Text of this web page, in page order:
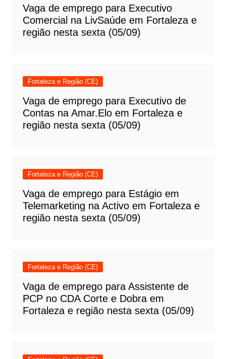
Vaga de emprego para Executivo
Comercial na LivSaúde em Fortaleza e
região nesta sexta (05/09)
Fortaleza e Região (CE)
Vaga de emprego para Executivo de
Contas na Amar.Elo em Fortaleza e
região nesta sexta (05/09)
Fortaleza e Região (CE)
Vaga de emprego para Estágio em
Telemarketing na Activo em Fortaleza e
região nesta sexta (05/09)
Fortaleza e Região (CE)
Vaga de emprego para Assistente de
PCP no CDA Corte e Dobra em
Fortaleza e região nesta sexta (05/09)